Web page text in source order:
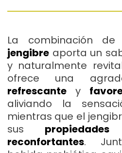
La combinación
jengibre aporta un
y naturalmente
ofrece una
refrescante y
aliviando la
mientras que el
sus
reconfortantes.